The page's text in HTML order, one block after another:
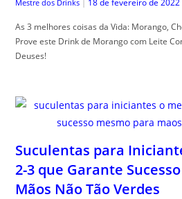
Mestre dos Drinks |
As 3 melhores coisas da Vida: Morango,
Prove este Drink de Morango com Leite
Deuses!
Suculentas para
2-3 que Garante
Mãos Não Tão Verdes